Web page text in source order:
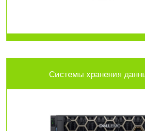
Системы хранения